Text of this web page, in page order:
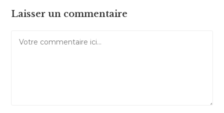
Laisser un commentaire